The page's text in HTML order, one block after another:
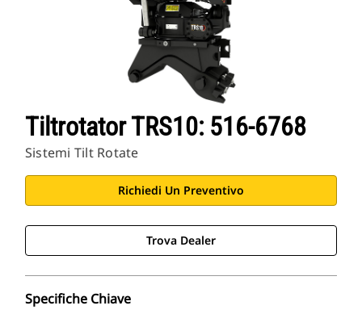
Tiltrotator TRS10: 516-6768
Sistemi Tilt Rotate
Richiedi Un Preventivo
Trova Dealer
Specifiche Chiave